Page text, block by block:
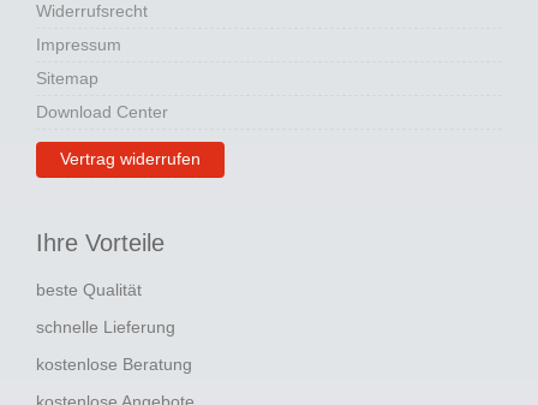
Widerrufsrecht
Impressum
Sitemap
Download Center
Vertrag widerrufen
Ihre Vorteile
beste Qualität
schnelle Lieferung
kostenlose Beratung